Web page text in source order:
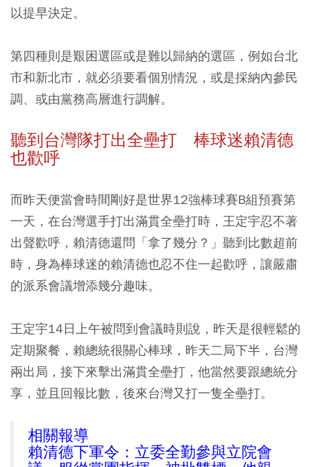
以提早決定。
第四種則是艱困選區或是難以歸納的選區，例如台北
市和新北市，就必須要看個別情況，或是採納內參民
調、或由黨務高層進行調解。
聽到台灣隊打出全壘打 棒球迷賴清德
也歡呼
而昨天便當會時間剛好是世界12強棒球賽B組預賽第
一天，在台灣選手打出滿貫全壘打時，王定宇忍不著
出聲歡呼，賴清德還問「拿了幾分？」聽到比數超前
時，身為棒球迷的賴清德也忍不住一起歡呼，讓嚴肅
的派系會議增添幾分趣味。
王定宇14日上午被問到會議時則說，昨天是很輕鬆的
定期聚餐，賴總統很關心棒球，昨天二局下半，台灣
兩出局，接下來擊出滿貫全壘打，他當然要跟總統分
享，並且回報比數，後來台灣又打一隻全壘打。
相關報導
賴清德下軍令：立委全勤參與立院會